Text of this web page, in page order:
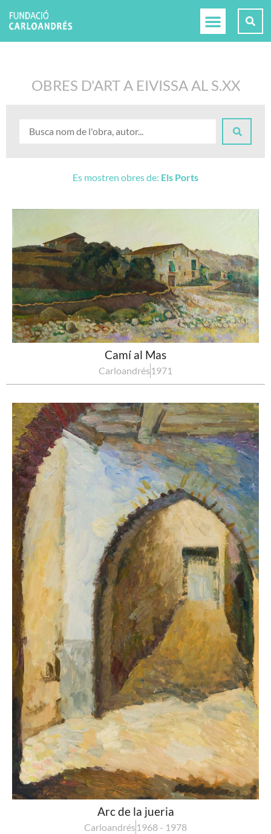
OBRES D'ART A EIVISSA AL S.XX
Es mostren obres de: Els Ports
Camí al Mas
Carloandrés 1971
Arc de la jueria
Carloandrés 1968 - 1978